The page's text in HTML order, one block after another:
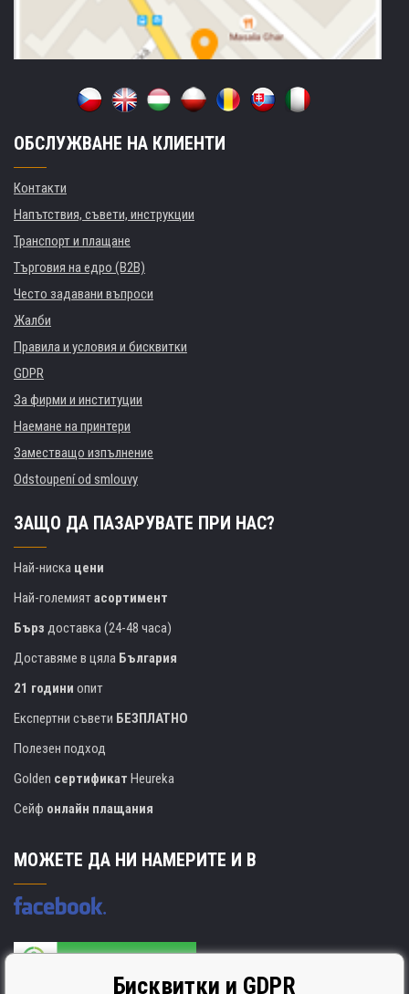
ОБСЛУЖВАНЕ НА КЛИЕНТИ
Контакти
Напътствия, съвети, инструкции
Транспорт и плащане
Търговия на едро (B2B)
Често задавани въпроси
Жалби
Правила и условия и бисквитки
GDPR
За фирми и институции
Наемане на принтери
Заместващо изпълнение
Odstoupení od smlouvy
ЗАЩО ДА ПАЗАРУВАТЕ ПРИ НАС?
Най-ниска цени
Най-големиятасортимент
Бърз доставка (24-48 часа)
Доставяме в цяла България
21 години опит
Експертни съвети БЕЗПЛАТНО
Полезен подход
Golden сертификат Heureka
Сейф онлайн плащания
МОЖЕТЕ ДА НИ НАМЕРИТЕ И В
Бисквитки и GDPR